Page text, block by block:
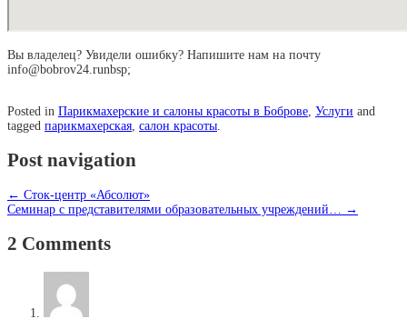
Вы владелец? Увидели ошибку? Напишите нам на почту
info@bobrov24.runbsp;
Posted in Парикмахерские и салоны красоты в Боброве, Услуги and
tagged парикмахерская, салон красоты.
Post navigation
← Сток-центр «Абсолют»
Семинар с представителями образовательных учреждений…
→
2 Comments